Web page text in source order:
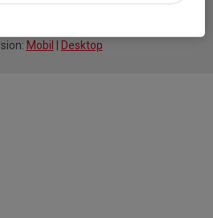
Mobil Desktop